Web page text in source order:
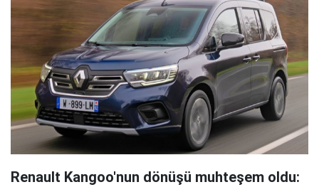
Renault Kangoo'nun dönüşü muhteşem oldu: